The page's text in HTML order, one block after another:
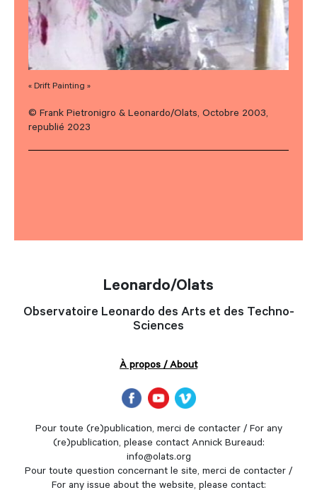
« Drift Painting »
© Frank Pietronigro & Leonardo/Olats, Octobre 2003,
republié 2023
Leonardo/Olats
Observatoire Leonardo des Arts et des Techno-
Sciences
À propos / About
Pour toute (re)publication, merci de contacter / For any
(re)publication, please contact Annick Bureaud:
info@olats.org
Pour toute question concernant le site, merci de contacter /
For any issue about the website, please contact: